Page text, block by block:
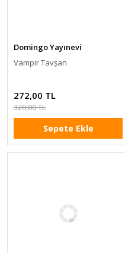
Domingo Yayınevi
Vampir Tavşan
272,00 TL
320,00 TL
Sepete Ekle